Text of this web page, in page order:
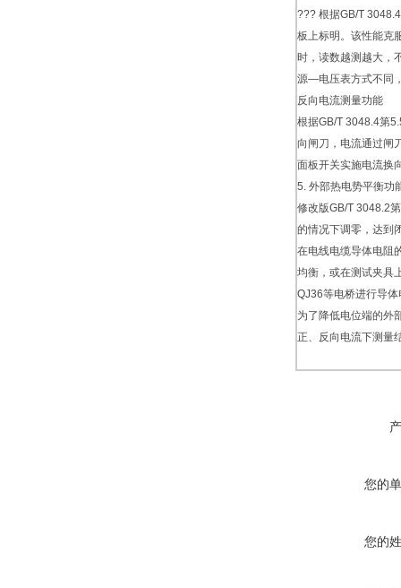
??? 根据GB/T
板上标明。该性能克
时，读数越测越大，
源—电压表方式不同
反向电流测量功能
根据GB/T 3048.4第
向闸刀，电流通过闸
面板开关实施电流换
5. 外部热电势平衡功
修改版GB/T 3048.2
的情况下调零，达到
在电线电缆导体电阻
均衡，或在测试夹具
QJ36等电桥进行导
为了降低电位端的外
正、反向电流下测量
您的
您的